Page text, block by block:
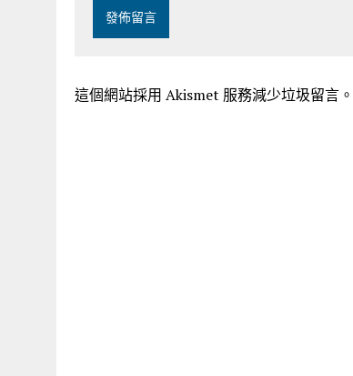
這個網站採用 Akismet 服務減少垃圾留言。